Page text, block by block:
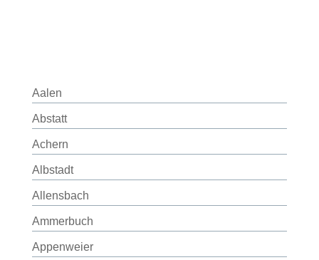
Aalen
Abstatt
Achern
Albstadt
Allensbach
Ammerbuch
Appenweier